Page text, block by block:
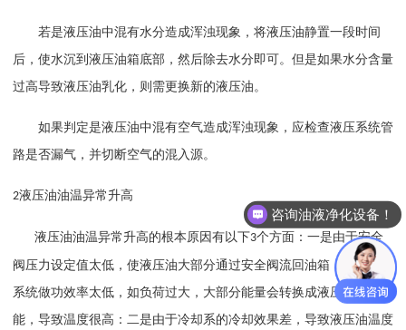
若是液压油中混有水分造成浑浊现象，将液压油静置一段时间
后，使水沉到液压油箱底部，然后除去水分即可。但是如果水分含量
过高导致液压油乳化，则需更换新的液压油。
如果判定是液压油中混有空气造成浑浊现象，应检查液压系统管
路是否漏气，并切断空气的混入源。
2液压油油温异常升高
液压油油温异常升高的根本原因有以下3个方面：一是由于安全
阀压力设定值太低，使液压油大部分通过安全阀流回油箱，致使液压
系统做功效率太低，如负荷过大，大部分能量会转换成液压油的热
能，导致温度很高：二是由于冷却系的冷却效果差，导致液压油温度
咨询油液净化设备！